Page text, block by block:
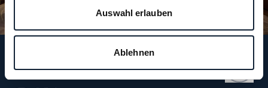
Auswahl erlauben
Ablehnen
Folgen Sie uns